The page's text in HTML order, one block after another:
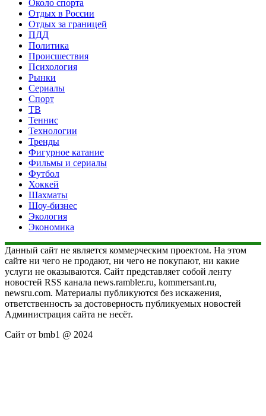
Около спорта
Отдых в России
Отдых за границей
ПДД
Политика
Происшествия
Психология
Рынки
Сериалы
Спорт
ТВ
Теннис
Технологии
Тренды
Фигурное катание
Фильмы и сериалы
Футбол
Хоккей
Шахматы
Шоу-бизнес
Экология
Экономика
Данный сайт не является коммерческим проектом. На этом
сайте ни чего не продают, ни чего не покупают, ни какие
услуги не оказываются. Сайт представляет собой ленту
новостей RSS канала news.rambler.ru, kommersant.ru,
newsru.com. Материалы публикуются без искажения,
ответственность за достоверность публикуемых новостей
Администрация сайта не несёт.
Сайт от bmb1 @ 2024